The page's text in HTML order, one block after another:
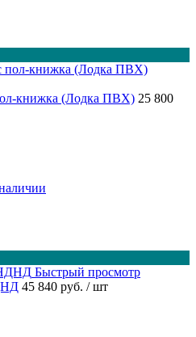
книжка (Лодка ПВХ) 25 800
Быстрый просмотр
45 840 руб. / шт